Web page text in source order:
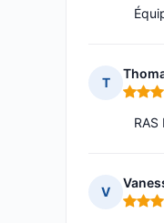
T
Note :
RAS
V
Note :